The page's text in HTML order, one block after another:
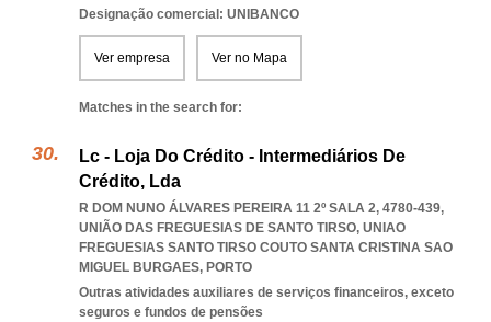
Designação comercial: UNIBANCO
Ver empresa Ver no Mapa
Matches in the search for:
Lc - Loja Do Crédito - Intermediários De
Crédito, Lda
R DOM NUNO ÁLVARES PEREIRA 11 2º SALA 2, 4780-439,
UNIÃO DAS FREGUESIAS DE SANTO TIRSO, UNIAO
FREGUESIAS SANTO TIRSO COUTO SANTA CRISTINA SAO
MIGUEL BURGAES, PORTO
Outras atividades auxiliares de serviços financeiros, exceto
seguros e fundos de pensões